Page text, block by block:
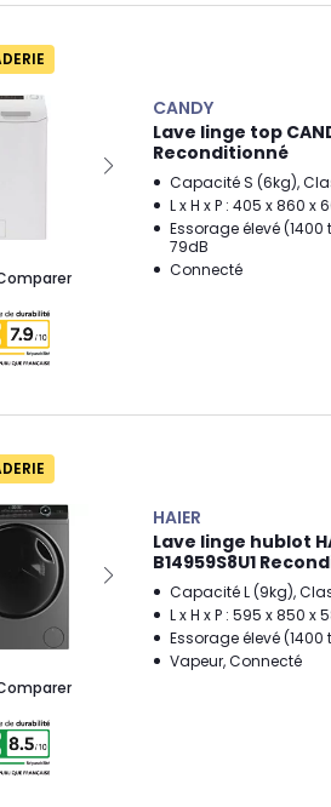
CANDY
Lave linge top
Reconditionné
Capacité S (6kg),
L x H x P : 405 x 860 x
Essorage élevé
79dB
Connecté
HAIER
Lave linge hublot
B14959S8U1
Capacité L (9kg),
L x H x P : 595 x 850 x
Essorage élevé (1400
Vapeur, Connecté